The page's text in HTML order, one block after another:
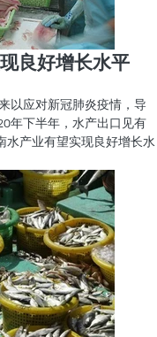
良好增长水平
以应对新冠肺炎疫情，导
年下半年，水产出口见有
水产业有望实现良好增长水